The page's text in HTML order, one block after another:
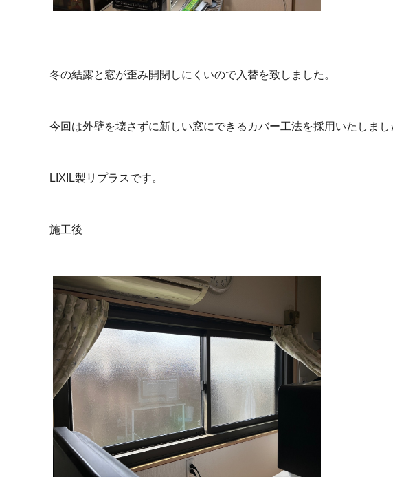
冬の結露と窓が歪み開閉しにくいので入替を致しました。
今回は外壁を壊さずに新しい窓にできるカバー工法を採用いたしまし
LIXIL製リプラスです。
施工後